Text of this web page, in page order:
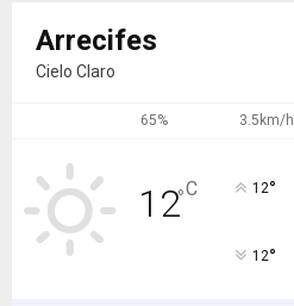
Arrecifes
Cielo Claro
65% 3.5km/h
12°C 12°
12°